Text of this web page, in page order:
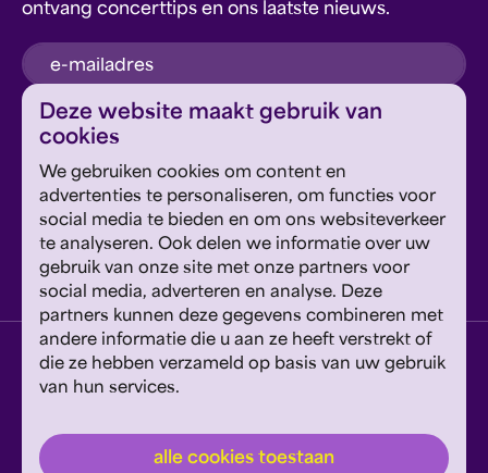
Deze website maakt gebruik van
cookies
We gebruiken cookies om content en
advertenties te personaliseren, om functies voor
social media te bieden en om ons websiteverkeer
te analyseren. Ook delen we informatie over uw
gebruik van onze site met onze partners voor
social media, adverteren en analyse. Deze
partners kunnen deze gegevens combineren met
andere informatie die u aan ze heeft verstrekt of
die ze hebben verzameld op basis van uw gebruik
van hun services.
alle cookies toestaan
ontvang concerttips en ons laatste nieuws.
inschrijven
Google's Privacyverklaring en Servicevoorwaarden
van toepassing.
Geef om Philzuid en steun ons!
steun ons
privacyverklaring disclaimer cookies wijzigen
website door exitable
© philzuid